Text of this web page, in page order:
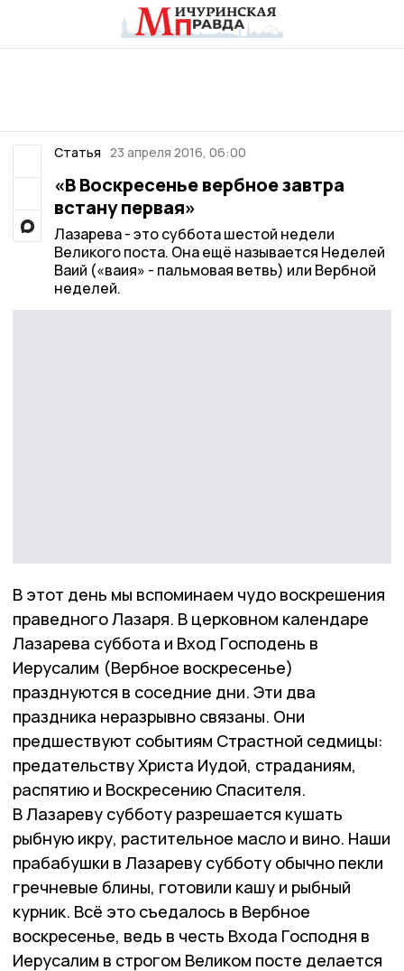
Статья 23 апреля 2016, 06:00
«В Воскресенье вербное завтра
встану первая»
Лазарева - это суббота шестой недели
Великого поста. Она ещё называется Неделей
Ваий («ваия» - пальмовая ветвь) или Вербной
неделей.
В этот день мы вспоминаем чудо воскрешения
праведного Лазаря. В церковном календаре
Лазарева суббота и Вход Господень в
Иерусалим (Вербное воскресенье)
празднуются в соседние дни. Эти два
праздника неразрывно связаны. Они
предшествуют событиям Страстной седмицы:
предательству Христа Иудой, страданиям,
распятию и Воскресению Спасителя.
В Лазареву субботу разрешается кушать
рыбную икру, растительное масло и вино. Наши
прабабушки в Лазареву субботу обычно пекли
гречневые блины, готовили кашу и рыбный
курник. Всё это съедалось в Вербное
воскресенье, ведь в честь Входа Господня в
Иерусалим в строгом Великом посте делается